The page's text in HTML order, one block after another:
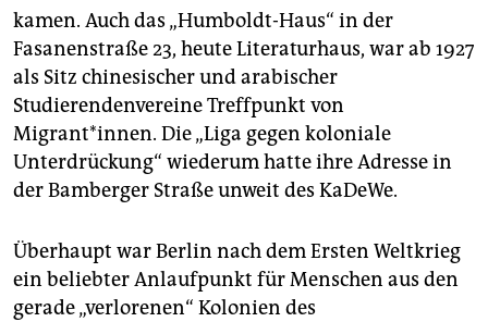
kamen. Auch das „Humboldt-Haus“ in der
Fasanenstraße 23, heute Literaturhaus, war ab 1927
als Sitz chinesischer und arabischer
Studierendenvereine Treffpunkt von
Migrant*innen. Die „Liga gegen koloniale
Unterdrückung“ wiederum hatte ihre Adresse in
der Bamberger Straße unweit des KaDeWe.
Überhaupt war Berlin nach dem Ersten Weltkrieg
ein beliebter Anlaufpunkt für Menschen aus den
gerade „verlorenen“ Kolonien des